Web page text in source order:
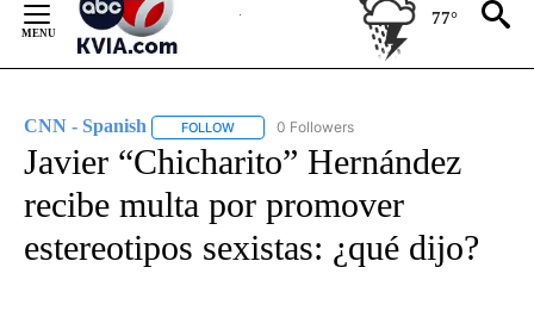
Content
77°
CNN - Spanish FOLLOW FOLLOW "CNN - SPANISH" TO RECEIVE
0 Followers
Javier “Chicharito” Hernández
recibe multa por promover
estereotipos sexistas: ¿qué dijo?